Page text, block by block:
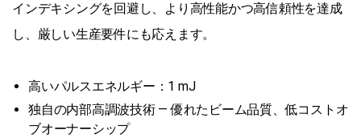
インデキシングを回避し、より高性能かつ高信頼性を達成
し、厳しい生産要件にも応えます。
高いパルスエネルギー：1 mJ
独自の内部高調波技術 ― 優れたビーム品質、低コストオ
ブオーナーシップ